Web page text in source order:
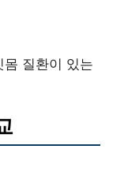
몸 질환이 있는